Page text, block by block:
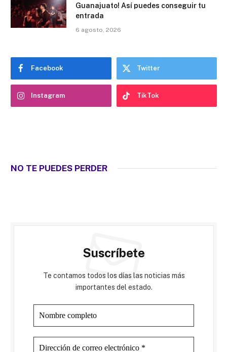
Guanajuato! Así puedes conseguir tu
entrada
6 agosto, 2026
Facebook Twitter
Instagram TikTok
NO TE PUEDES PERDER
Suscríbete
Te contamos todos los días las noticias más
importantes del estado.